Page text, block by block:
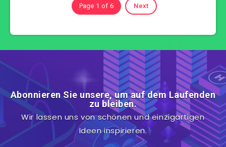
Page 1 of 6 Next
Abonnieren Sie unsere, um auf dem Laufenden
zu bleiben.
Wir lassen uns von schönen und einzigartigen
Ideen inspirieren.